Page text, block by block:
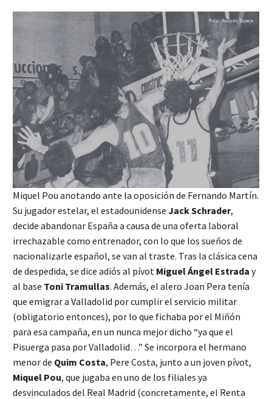
Miquel Pou anotando ante la oposición de Fernando Martín.
Su jugador estelar, el estadounidense Jack Schrader,
decide abandonar España a causa de una oferta laboral
irrechazable como entrenador, con lo que los sueños de
nacionalizarle español, se van al traste. Tras la clásica cena
de despedida, se dice adiós al pívot Miguel Ángel Estrada y
al base Toni Tramullas. Además, el alero Joan Pera tenía
que emigrar a Valladolid por cumplir el servicio militar
(obligatorio entonces), por lo que fichaba por el Miñón
para esa campaña, en un nunca mejor dicho “ya que el
Pisuerga pasa por Valladolid…” Se incorpora el hermano
menor de Quim Costa, Pere Costa, junto a un joven pívot,
Miquel Pou, que jugaba en uno de los filiales ya
desvinculados del Real Madrid (concretamente, el Renta